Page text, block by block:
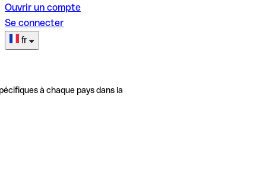
Ouvrir un compte
Se connecter
fr
à chaque pays dans la